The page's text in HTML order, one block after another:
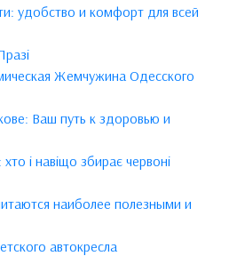
удобство и комфорт для всей
Жемчужина Одесского
Ваш путь к здоровью и
хто і навіщо збирає червоні
наиболее полезными и
автокресла